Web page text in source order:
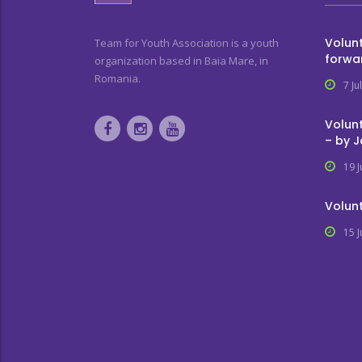
Team for Youth Association is a youth
organization based in Baia Mare, in
Romania.
7
– by
19
15